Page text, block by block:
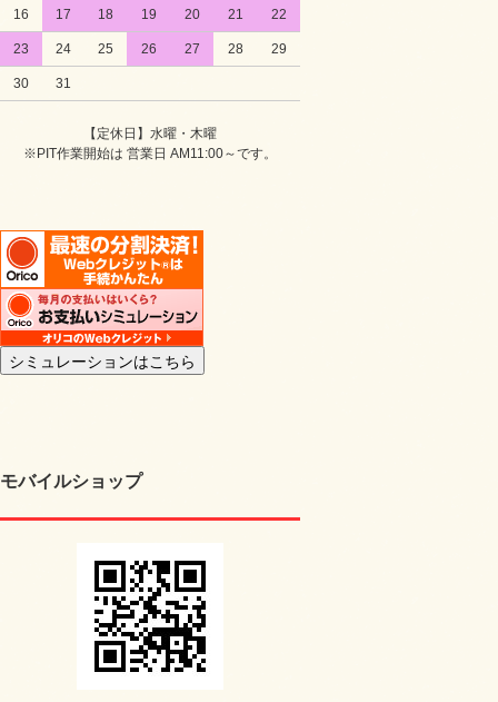
16 17 18 19 20 21 22
23 24 25 26 27 28 29
30 31
【定休日】水曜・木曜
※PIT作業開始は 営業日 AM11:00～です。
モバイルショップ